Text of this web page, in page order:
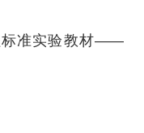
标准实验教材——